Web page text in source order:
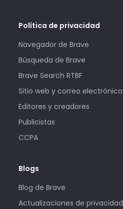
Política de privacidad
Navegador de Brave
Búsqueda de Brave
Brave Search RTBF
Sitio web y correo electrónico
Editores y creadores
Publicistas
CCPA
Blogs
Blog de Brave
Actualizaciones de privacidad